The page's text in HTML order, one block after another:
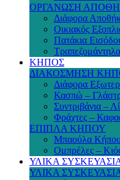
ΟΡΓΑΝΩΣΗ
Διάφορα
Οικιακός
Πατάκια
Τραπεζομάντηλα
ΚΗΠΟΣ
ΔΙΑΚΟΣΜΗΣΗ
Διάφορα
Κασπώ –
Συντριβάνια –
Φράχτες –
ΕΠΙΠΛΑ ΚΗΠΟΥ
Μπαούλα
Ομπρέλες –
ΥΛΙΚΑ
ΥΛΙΚΑ